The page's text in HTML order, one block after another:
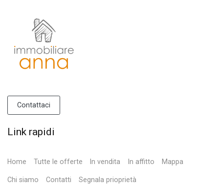
Contattaci
Link rapidi
Home Tutte le offerte In vendita In affitto Mappa
Chi siamo Contatti Segnala prioprietà